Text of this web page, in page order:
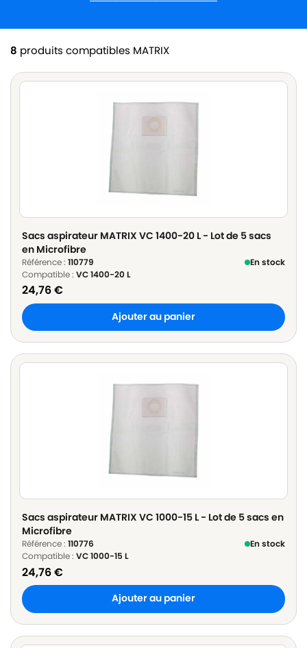
8 produits compatibles MATRIX
Sacs aspirateur MATRIX VC 1400-20 L - Lot de 5 sacs
en Microfibre
Référence : 110779
En stock
Compatible : VC 1400-20 L
24,76€
Ajouter au panier
Sacs aspirateur MATRIX VC 1000-15 L - Lot de 5 sacs en
Microfibre
Référence : 110776
En stock
Compatible : VC 1000-15 L
24,76€
Ajouter au panier